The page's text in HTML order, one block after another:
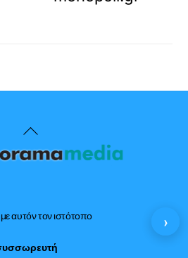
Back
To
με αυτόν τον ιστότοπο ›